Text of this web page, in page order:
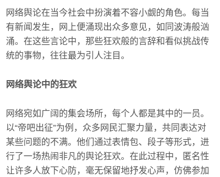
网络舆论在当今社会中扮演着不容小觑的角色。每当
有新闻发生，网上便涌现出众多意见，如同波涛般汹
涌。在这些言论中，那些狂欢般的言辞和看似挑战传
统的事物，往往最为引人注目。
网络舆论中的狂欢
网络宛如广阔的集会场所，每个人都是其中的一员。
以“帝吧出征”为例，众多网民汇聚力量，共同表达对
某些问题的不满。他们通过表情包、段子等形式，进
行了一场热闹非凡的舆论狂欢。在此过程中，匿名性
让许多人放下心防，毫无保留地抒发心声，仿佛参加